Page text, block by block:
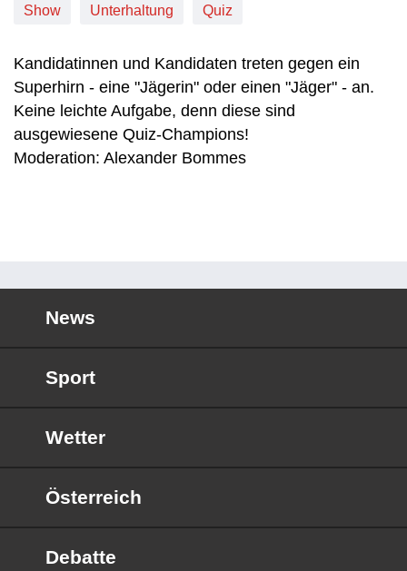
Show Unterhaltung Quiz
Kandidatinnen und Kandidaten treten gegen ein
Superhirn - eine "Jägerin" oder einen "Jäger" - an.
Keine leichte Aufgabe, denn diese sind
ausgewiesene Quiz-Champions!
Moderation: Alexander Bommes
News
Sport
Wetter
Österreich
Debatte